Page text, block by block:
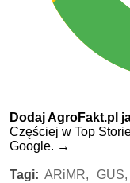
Dodaj AgroFakt.pl
Częściej w Top
Google. →
Tagi: ARiMR, GUS,